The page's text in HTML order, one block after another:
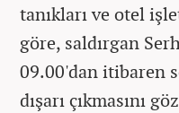
tanıkları ve otel
göre, saldırgan
09.00'dan itibaren
dışarı çıkmasını